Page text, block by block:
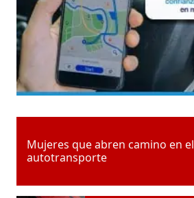
Mujeres que abren camino en el
autotransporte